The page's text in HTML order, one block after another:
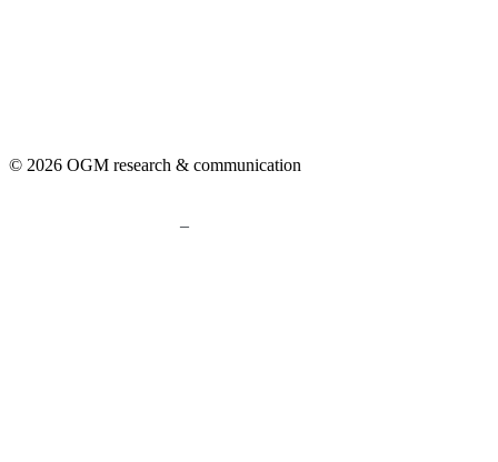
© 2026 OGM research & communication
–